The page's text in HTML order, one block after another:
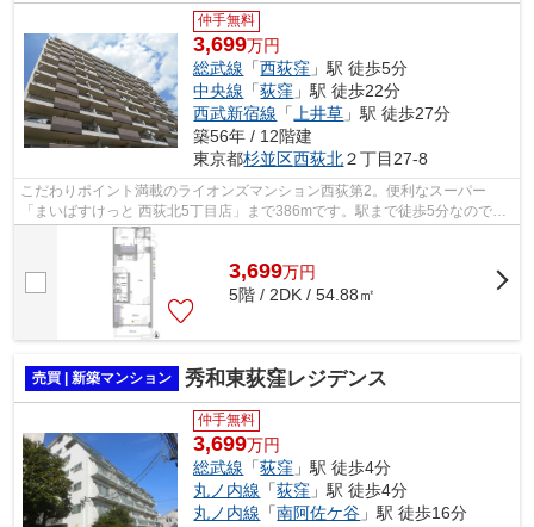
仲手無料
3,699万円
総武線 「西荻窪 」駅 徒歩5分
中央線 「荻窪 」駅 徒歩22分
西武新宿線 「 上井草 」駅 徒歩27分
築56年 / 12階建
東京都杉並区西荻北２丁目27-8
こだわりポイント満載のライオンズマンション西荻第2。便利なスーパー
「まいばすけっと 西荻北5丁目店」まで386mです。駅まで徒歩5分なので、
移動時間を短縮できます。オシャレな空間...
3,699万円
5階 / 2DK / 54.88㎡
売買 | 新築マンション 秀和東荻窪レジデンス
仲手無料
3,699万円
総武線 「荻窪 」駅 徒歩4分
丸ノ内線 「荻窪 」駅 徒歩4分
丸ノ内線 「南阿佐ケ谷 」駅 徒歩16分